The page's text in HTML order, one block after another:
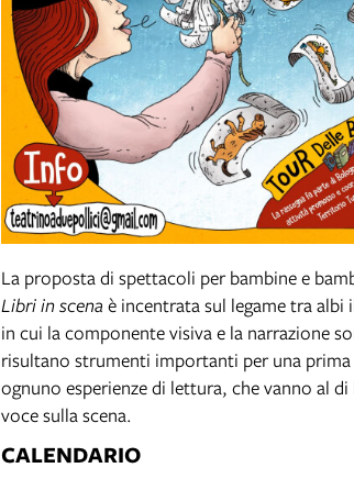
La proposta di spettacoli per bambine e
Libri in scena è incentrata sul legame tra
in cui la componente visiva e la narrazione
risultano strumenti importanti per una
ognuno esperienze di lettura, che vanno al
voce sulla scena.
CALENDARIO